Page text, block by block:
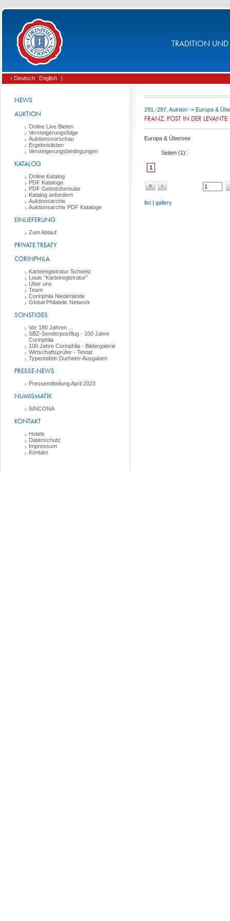
TRADITION UND
› Deutsch English |
NEWS
AUKTION
Online Live Bieten
Versteigerungsfolge
Auktionsvorschau
Ergebnislisten
Versteigerungsbedingungen
KATALOG
Online Katalog
PDF Kataloge
PDF Gebotsformular
Katalog anfordern
Auktionsarchiv
Auktionsarchiv PDF Kataloge
EINLIEFERUNG
Zum Ablauf
PRIVATE TREATY
CORINPHILA
Karteiregistratur Schweiz
Louis "Karteiregistratur"
Über uns
Team
Corinphila Niederlande
Global Philatelic Network
SONSTIGES
Vor 180 Jahren ...
SBZ-Sonderpostflug - 100 Jahre
Corinphila
100 Jahre Corinphila - Bildergalerie
Wirtschaftsprüfer - Testat
Typentafeln Durheim-Ausgaben
PRESSE-NEWS
Pressemitteilung April 2023
NUMISMATIK
SINCONA
KONTAKT
Hotels
Datenschutz
Impressum
Kontakt
291.-297. Auktion -> Europa &
FRANZ. POST IN DER LEVANTE
Europa & Übersee
Seiten (1):
1
« ‹
list | gallery